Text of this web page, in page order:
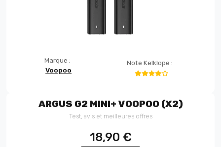
Marque :
Voopoo
Note Kelklope :
ARGUS G2 MINI+ VOOPOO (X2)
Test, avis et meilleures offres
18,90 €